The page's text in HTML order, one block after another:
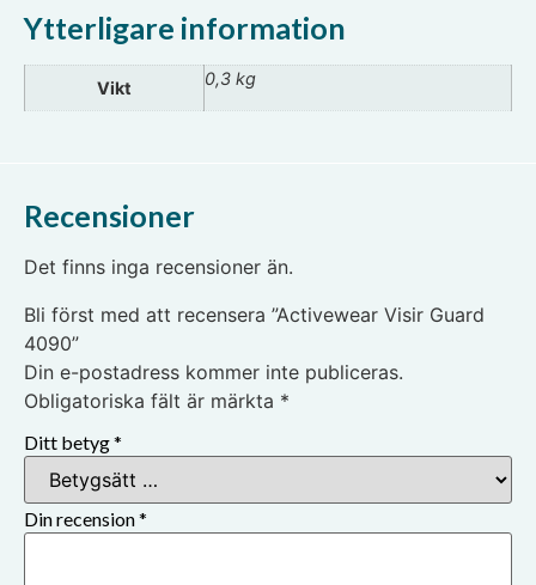
Ytterligare information
Vikt 0,3 kg
Recensioner
Det finns inga recensioner än.
Bli först med att recensera ”Activewear Visir Guard
4090”
Din e-postadress kommer inte publiceras.
Obligatoriska fält är märkta *
Ditt betyg*
Din recension*